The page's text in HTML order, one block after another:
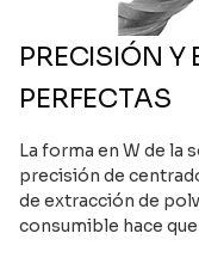
PRECISIÓN Y
PERFECTAS
La forma en W de la
precisión de
de extracción de
consumible hace